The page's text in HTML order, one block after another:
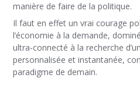
manière de faire de la politique.
Il faut en effet un vrai courage
l’économie à la demande,
ultra-connecté à la recherche
personnalisée et instantanée,
paradigme de demain.